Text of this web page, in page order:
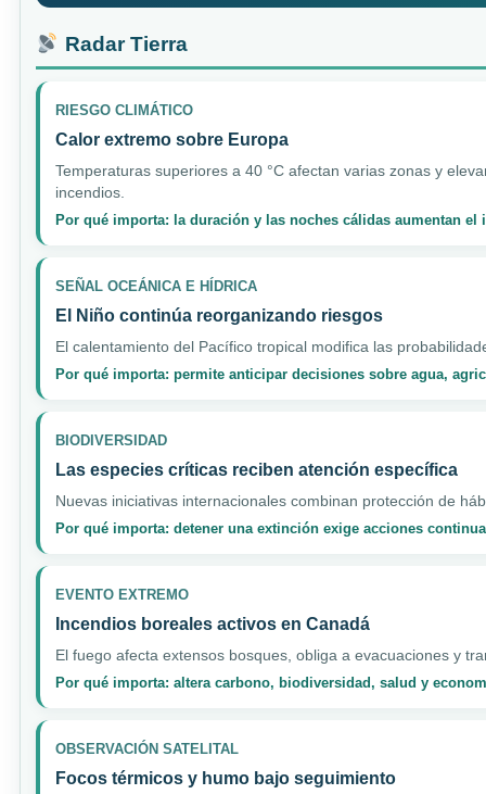
Radar Tierra
RIESGO CLIMÁTICO
Calor extremo sobre Europa
Temperaturas superiores a 40 °C afectan varias zonas y
incendios.
Por qué importa: la duración y las noches cálidas aumentan el
SEÑAL OCEÁNICA E HÍDRICA
El Niño continúa reorganizando riesgos
El calentamiento del Pacífico tropical modifica las
Por qué importa: permite anticipar decisiones sobre agua,
BIODIVERSIDAD
Las especies críticas reciben atención específica
Nuevas iniciativas internacionales combinan protección de
Por qué importa: detener una extinción exige acciones
EVENTO EXTREMO
Incendios boreales activos en Canadá
El fuego afecta extensos bosques, obliga a evacuaciones y
Por qué importa: altera carbono, biodiversidad, salud y
OBSERVACIÓN SATELITAL
Focos térmicos y humo bajo seguimiento